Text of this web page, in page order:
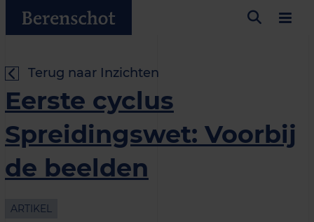
Terug naar Inzichten
Eerste cyclus
Spreidingswet: Voorbij
de beelden
ARTIKEL